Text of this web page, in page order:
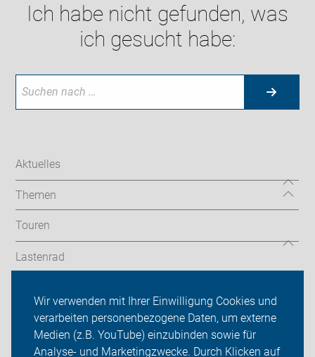
Wir verwenden mit Ihrer Einwilligung Cookies und
verarbeiten personenbezogene Daten, um externe
Medien (z.B. YouTube) einzubinden sowie für
Analyse- und Marketingzwecke. Durch Klicken auf
Ich habe nicht gefunden, was
ich gesucht habe:
Aktuelles
Themen
Touren
Lastenrad
ADFC Gelsenkirchen
Sei dabei